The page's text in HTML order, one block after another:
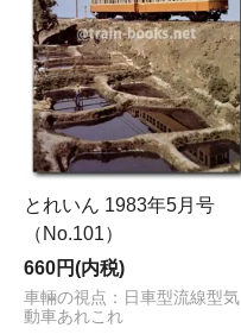
とれいん 1983年5月号
（No.101）
660円(内税)
車輛の視点：日車型流線型気
動車あれこれ